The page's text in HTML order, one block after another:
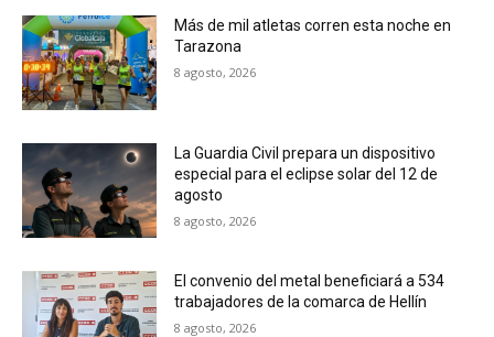
Más de mil atletas corren esta noche en
Tarazona
8 agosto, 2026
La Guardia Civil prepara un dispositivo
especial para el eclipse solar del 12 de
agosto
8 agosto, 2026
El convenio del metal beneficiará a 534
trabajadores de la comarca de Hellín
8 agosto, 2026